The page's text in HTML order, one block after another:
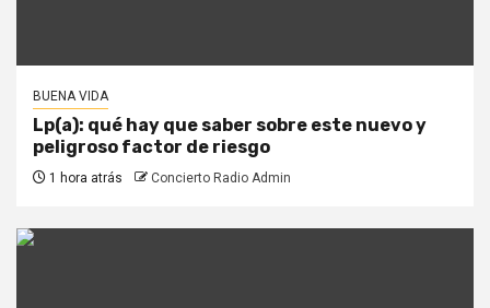
BUENA VIDA
Lp(a): qué hay que saber sobre este nuevo y
peligroso factor de riesgo
1 hora atrás Concierto Radio Admin